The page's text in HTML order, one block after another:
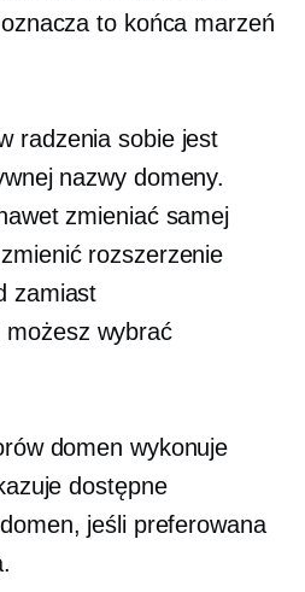
to końca marzeń
radzenia sobie jest
nazwy domeny.
zmieniać samej
rozszerzenie
zamiast
wybrać
domen wykonuje
dostępne
jeśli preferowana